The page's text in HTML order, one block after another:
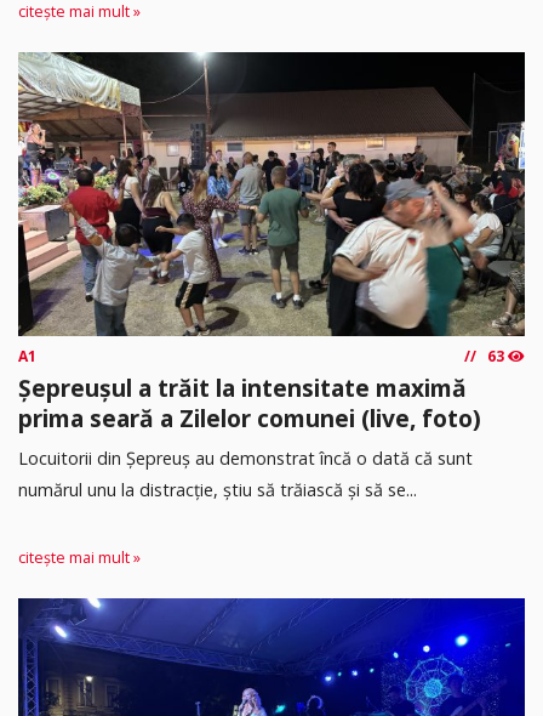
citește mai mult »
A1 63
Șepreușul a trăit la intensitate maximă
prima seară a Zilelor comunei (live, foto)
Locuitorii din Șepreuș au demonstrat încă o dată că sunt
numărul unu la distracție, știu să trăiască și să se...
citește mai mult »